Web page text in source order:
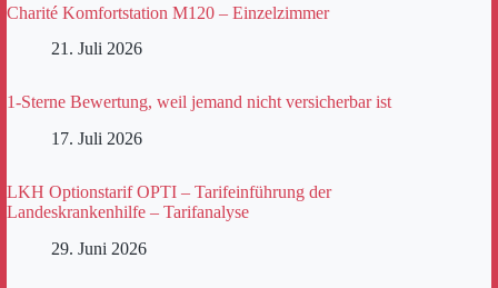
Charité Komfortstation M120 – Einzelzimmer
21. Juli 2026
1-Sterne Bewertung, weil jemand nicht versicherbar ist
17. Juli 2026
LKH Optionstarif OPTI – Tarifeinführung der
Landeskrankenhilfe – Tarifanalyse
29. Juni 2026